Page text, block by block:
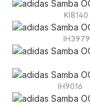
KI8140
IH3979
IH9016